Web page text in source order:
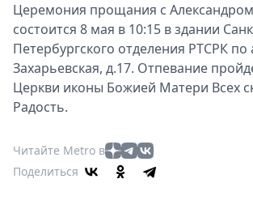
Церемония прощания с
состоится 8 мая в 10:15 в здании
Петербургского отделения РТСРК по
Захарьевская, д.17. Отпевание
Церкви иконы Божией Матери Всех
Радость.
Читайте Metro в
Поделиться